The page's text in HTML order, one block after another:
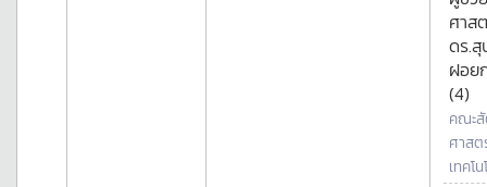
ศาส
ดร.
ฝอย
(4)
คณะ
ศาสต
เทคโ